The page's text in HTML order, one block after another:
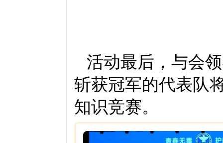
活动最后，与会
斩获冠军的代表队
知识竞赛。